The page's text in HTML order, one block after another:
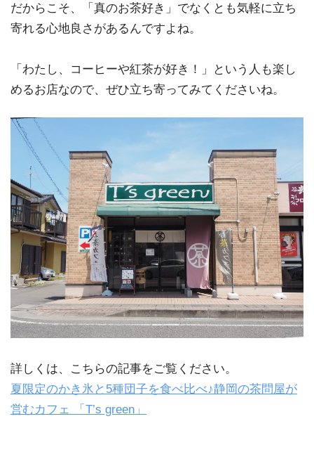
だからこそ、「真のお茶好き」でなくとも気軽に立ち
寄れる心地良さがあるんですよね。
「わたし、コーヒーや紅茶が好き！」という人も楽し
めるお店なので、ぜひ立ち寄ってみてくださいね。
詳しくは、こちらの記事をご覧ください。
夏限定のかき氷と5種団子を食べ比べ♪静岡の茶問屋が
営むカフェ 「T’s green」